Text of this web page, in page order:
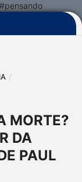
/
MORTE?
DA
PAUL